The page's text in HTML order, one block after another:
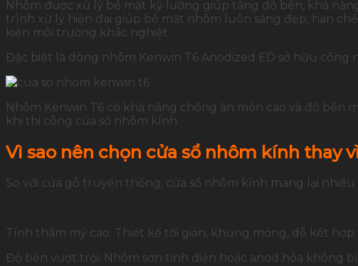
Nhôm được xử lý bề mặt kỹ lưỡng giúp tăng độ bền, khả
trình xử lý hiện đại giúp bề mặt nhôm luôn sáng đẹp, hạn
kiện môi trường khắc nghiệt.
Đặc biệt là dòng nhôm Kenwin T6 Anodized ED sở hữu
Nhôm Kenwin T6 có khả năng chống ăn mòn cao và độ
khi thi công cửa sổ nhôm kính.
Vì sao nên chọn cửa sổ nhôm kính thay
So với cửa gỗ truyền thống, cửa sổ nhôm kính mang lại
Tính thẩm mỹ cao: Thiết kế tối giản, khung mỏng, dễ kết
Độ bền vượt trội: Nhôm sơn tĩnh điện hoặc anod hóa không